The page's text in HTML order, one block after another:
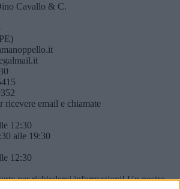
Cavallo & C.
ricevere email e chiamate
12:30
alle 19:30
12:30
per richiederci informazioni! Un nostro